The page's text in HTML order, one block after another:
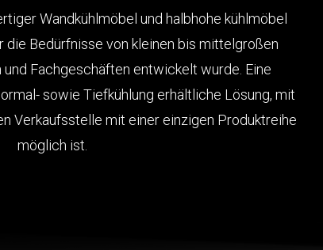
Wandkühlmöbel und halbhohe kühlmöbel
die Bedürfnisse von kleinen bis mittelgroßen
Fachgeschäften entwickelt wurde. Eine
sowie Tiefkühlung erhältliche Lösung, mit
Verkaufsstelle mit einer einzigen Produktreihe
möglich ist.